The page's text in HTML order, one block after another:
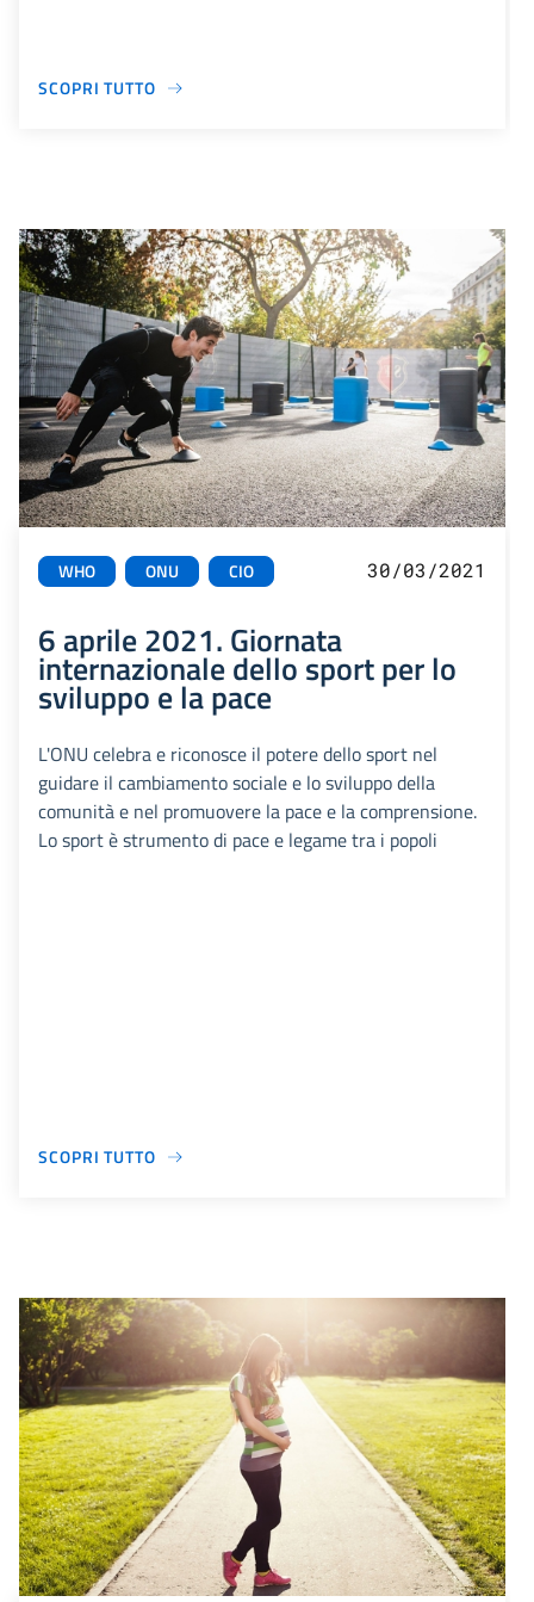
SCOPRI TUTTO
WHO ONU CIO 30/03/2021
6 aprile 2021. Giornata
internazionale dello sport per lo
sviluppo e la pace
L'ONU celebra e riconosce il potere dello sport nel
guidare il cambiamento sociale e lo sviluppo della
comunità e nel promuovere la pace e la comprensione.
Lo sport è strumento di pace e legame tra i popoli
SCOPRI TUTTO